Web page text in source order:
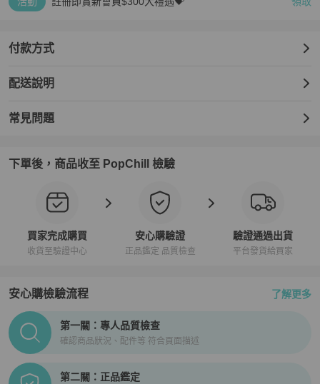
付款方式
配送說明
常見問題
下單後，商品收至 PopChill 檢驗
買家完成購買
收貨至驗證中心
安心購驗證
正品鑑定 品質檢查
驗證通過出貨
平台發貨給買家
安心購檢驗流程 了解更多
PopChill拍拍圈正品驗證、安心購檢驗流程介紹
第一關：專人品質檢查
確認商品狀況、配件等 符合頁面描述
第二關：正品鑑定